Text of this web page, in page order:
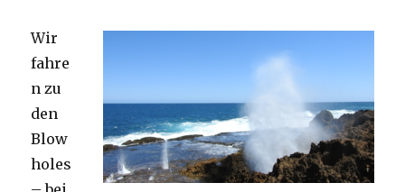
Wir
fahre
n zu
den
Blow
holes